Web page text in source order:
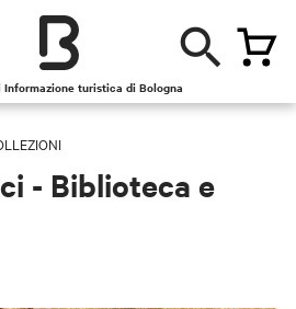
turistica di Bologna
- Biblioteca e